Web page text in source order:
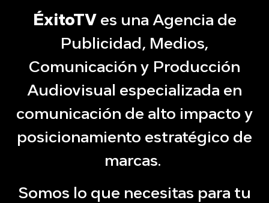
ÉxitoTVes una Agencia de
Publicidad, Medios,
Comunicación y Producción
Audiovisual especializada en
comunicación de alto impacto y
posicionamiento estratégico de
marcas.
Somos lo que necesitas para tu